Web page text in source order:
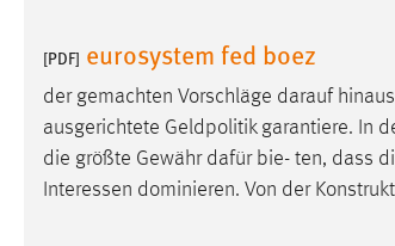
[PDF] eurosystem fed boez
der gemachten Vorschläge darauf
ausgerichtete Geldpolitik garantiere. In
die größte Gewähr dafür bie- ten, dass
Interessen dominieren. Von der
Login
Name:
Zweck:
Dieser Cookie ist notwendig
der Website einloggen zu